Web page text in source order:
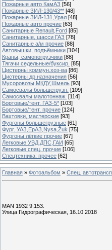
Пожарные авто КамАЗ [56]
Пожарные ЗИЛ-130/43** [48]
Пожарные ЗИЛ-131,Урал [48]
Пожарные авто прочие [63]
Санитарные Renault,Ford [85]
Санитарные, шасси ГАЗ [78]
Санитарные а/м прочие [88]
Автовышки, подъёмники [104]
Краны, самопогрузчики [88]
Тягачи седельные/буксир. [85]
Цистерны коммун.хоз-ва [86]
Цистерны др.назначения [56]
Мусоровозы,МКДУ,Шмель [93]
Самосвалы большегрузн. [109]
Самосвалы малотоннаж. [114]
Бортовые/тент. ГАЗ-5* [103]
Бортовые/тент. прочие [124]
Вахтовки, мастерские [93]
Фургоны большегрузные [61]
Фург. УАЗ,ЕрАЗ,Nysa,Žuk [75]
Фургоны лёгкие прочие [67]
Легковые УВД,ДПС,ГАИ [65]
Легковые спец. прочие [106]
Спецтехника: прочее [62]
Главная » Фотоальбом » Спец.
MAN 1932 9.153.
Улица Гидрографическая, 16.10.2018